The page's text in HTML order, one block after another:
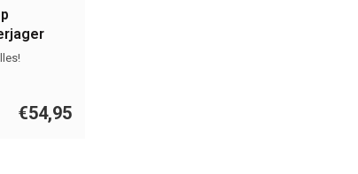
€54,95